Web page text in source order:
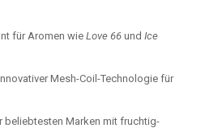
für Aromen wieLove 66 und Ice
Mesh-Coil-Technologie für
beliebtesten Marken mit fruchtig-